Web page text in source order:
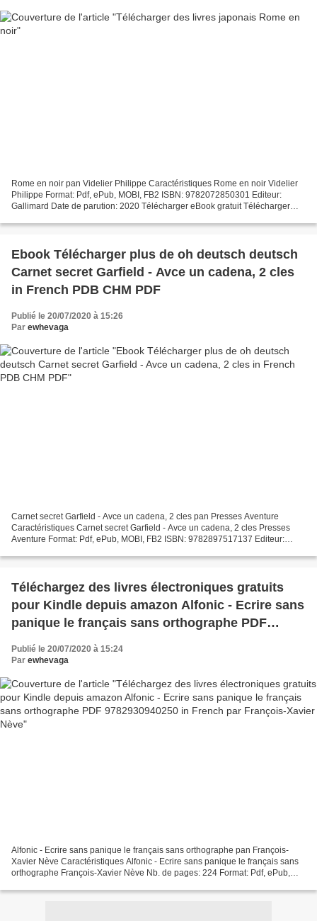
Rome en noir pan Videlier Philippe Caractéristiques Rome en noir Videlier
Philippe Format: Pdf, ePub, MOBI, FB2 ISBN: 9782072850301 Editeur:
Gallimard Date de parution: 2020 Télécharger eBook gratuit Télécharger
Ebook Télécharger plus de oh deutsch deutsch
Carnet secret Garfield - Avce un cadena, 2 cles
in French PDB CHM PDF
Publié le 20/07/2020 à 15:26
Par ewhevaga
Carnet secret Garfield - Avce un cadena, 2 cles pan Presses Aventure
Caractéristiques Carnet secret Garfield - Avce un cadena, 2 cles Presses
Aventure Format: Pdf, ePub, MOBI, FB2 ISBN: 9782897517137 Editeur:
Téléchargez des livres électroniques gratuits
pour Kindle depuis amazon Alfonic - Ecrire sans
panique le français sans orthographe PDF
9782930940250 in French par François-Xavier
Nève
Publié le 20/07/2020 à 15:24
Par ewhevaga
Alfonic - Ecrire sans panique le français sans orthographe pan François-
Xavier Nève Caractéristiques Alfonic - Ecrire sans panique le français sans
orthographe François-Xavier Nève Nb. de pages: 224 Format: Pdf, ePub,